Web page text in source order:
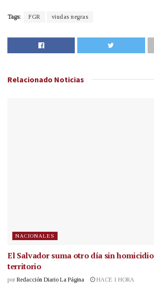
Tags: FGR viudas negras
Relacionado Noticias
NACIONALES
El Salvador suma otro día sin
territorio
por Redacción Diario La Página HACE 1 HORA